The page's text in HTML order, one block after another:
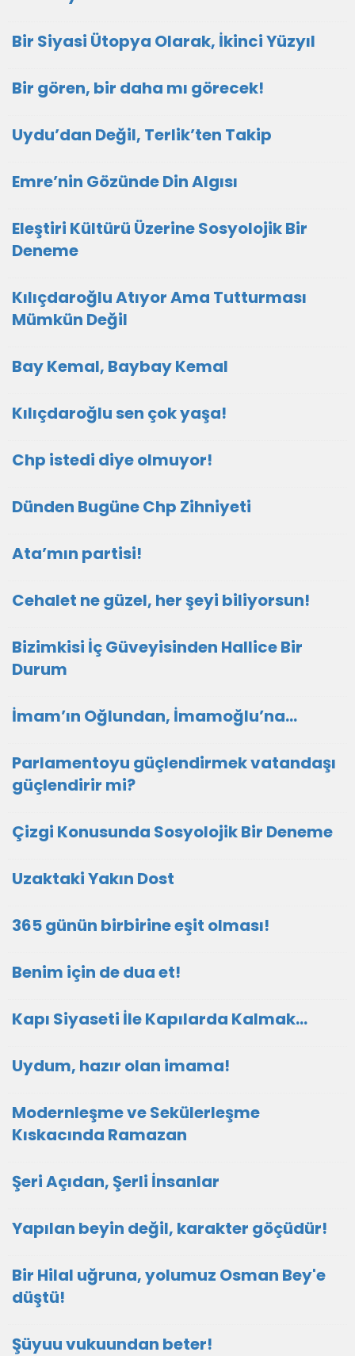
Bir Siyasi Ütopya Olarak, İkinci Yüzyıl
Bir gören, bir daha mı görecek!
Uydu’dan Değil, Terlik’ten Takip
Emre’nin Gözünde Din Algısı
Eleştiri Kültürü Üzerine Sosyolojik Bir
Deneme
Kılıçdaroğlu Atıyor Ama Tutturması
Mümkün Değil
Bay Kemal, Baybay Kemal
Kılıçdaroğlu sen çok yaşa!
Chp istedi diye olmuyor!
Dünden Bugüne Chp Zihniyeti
Ata’mın partisi!
Cehalet ne güzel, her şeyi biliyorsun!
Bizimkisi İç Güveyisinden Hallice Bir
Durum
İmam’ın Oğlundan, İmamoğlu’na…
Parlamentoyu güçlendirmek vatandaşı
güçlendirir mi?
Çizgi Konusunda Sosyolojik Bir Deneme
Uzaktaki Yakın Dost
365 günün birbirine eşit olması!
Benim için de dua et!
Kapı Siyaseti İle Kapılarda Kalmak…
Uydum, hazır olan imama!
Modernleşme ve Sekülerleşme
Kıskacında Ramazan
Şeri Açıdan, Şerli İnsanlar
Yapılan beyin değil, karakter göçüdür!
Bir Hilal uğruna, yolumuz Osman Bey'e
düştü!
Şüyuu vukuundan beter!